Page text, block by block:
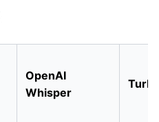
OpenAI
Whisper